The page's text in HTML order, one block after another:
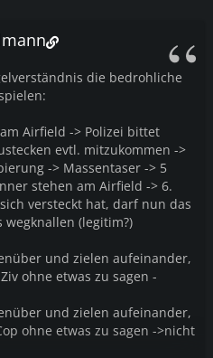
die bedrohliche
Airfield -> Polizei bittet
evtl. mitzukommen ->
-> Massentaser -> 5
stehen am Airfield -> 6.
versteckt hat, darf nun das
wegknallen (legitim?)
und zielen aufeinander,
ohne etwas zu sagen -
und zielen aufeinander,
ohne etwas zu sagen ->nicht